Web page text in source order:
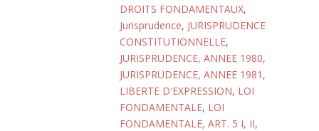
DROITS FONDAMENTAUX,
Jurisprudence, JURISPRUDENCE
CONSTITUTIONNELLE,
JURISPRUDENCE, ANNEE 1980,
JURISPRUDENCE, ANNEE 1981 ,
LIBERTE D'EXPRESSION, LOI
FONDAMENTALE, LOI
FONDAMENTALE, ART. 5 I, II,